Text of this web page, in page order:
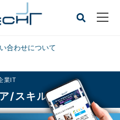
合わせについて
業IT
/スキル